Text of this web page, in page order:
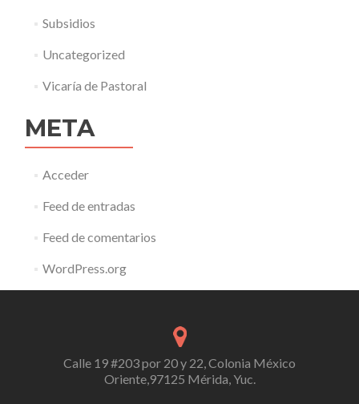
Subsidios
Uncategorized
Vicaría de Pastoral
META
Acceder
Feed de entradas
Feed de comentarios
WordPress.org
Calle 19 #203 por 20 y 22, Colonia México
Oriente,97125 Mérida, Yuc.